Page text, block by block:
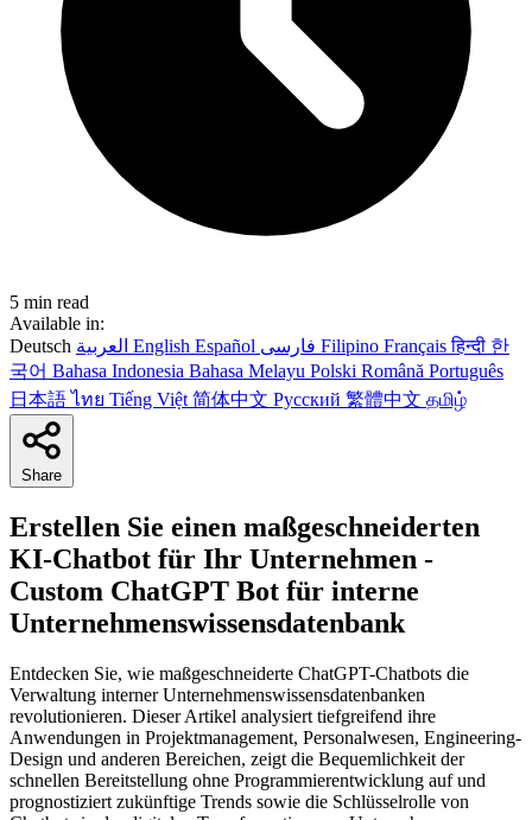
5 min read
Available in:
Deutsch
English Español Filipino Françaisहिन्दी 한
국어 Bahasa Indonesia Bahasa Melayu Polski Română Português
日本語ไทย Tiếng Việt 简体中文 Русский 繁體中文 தமிழ்
Share
Erstellen Sie einen maßgeschneiderten
KI-Chatbot für Ihr Unternehmen -
Custom ChatGPT Bot für interne
Unternehmenswissensdatenbank
Entdecken Sie, wie maßgeschneiderte ChatGPT-Chatbots die
Verwaltung interner Unternehmenswissensdatenbanken
revolutionieren. Dieser Artikel analysiert tiefgreifend ihre
Anwendungen in Projektmanagement, Personalwesen, Engineering-
Design und anderen Bereichen, zeigt die Bequemlichkeit der
schnellen Bereitstellung ohne Programmierentwicklung auf und
prognostiziert zukünftige Trends sowie die Schlüsselrolle von